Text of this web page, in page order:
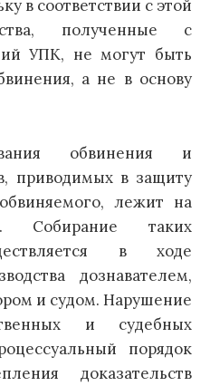
в соответствии с этой
полученные с
УПК, не могут быть
а не в основу
обвинения и
приводимых в защиту
лежит на
Собирание таких
в ходе
дознавателем,
и судом. Нарушение
и судебных
порядок
доказательств